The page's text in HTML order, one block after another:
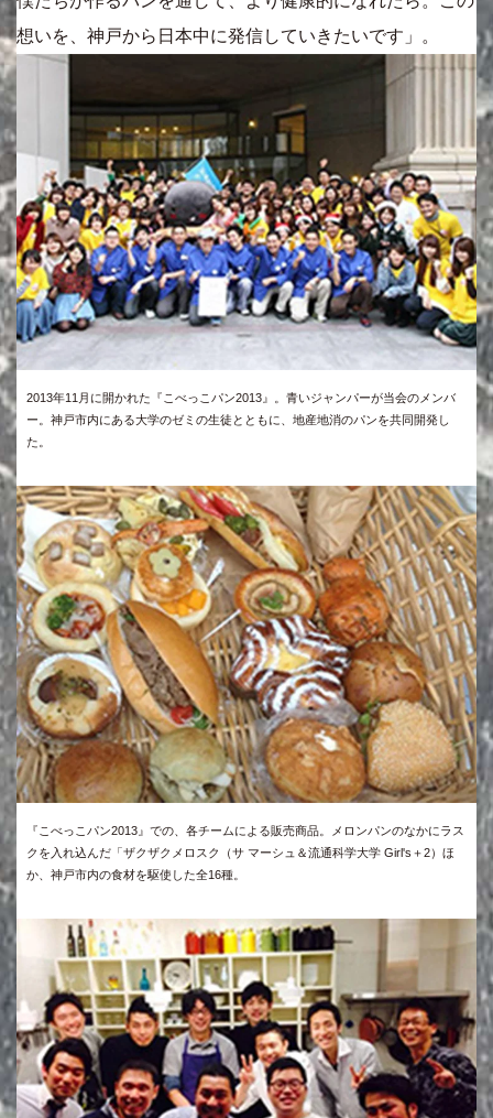
想いを、神戸から日本中に発信していきたいです」。
2013年11月に開かれた『こべっこパン2013』。青いジャンパーが当会のメンバ
ー。神戸市内にある大学のゼミの生徒とともに、地産地消のパンを共同開発し
た。
『こべっこパン2013』での、各チームによる販売商品。メロンパンのなかにラス
クを入れ込んだ「ザクザクメロスク（サ マーシュ＆流通科学大学 Girl's＋2）ほ
か、神戸市内の食材を駆使した全16種。